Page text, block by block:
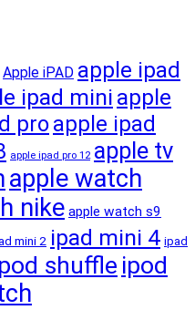
Apple iPAD apple ipad
ipad mini apple
proapple ipad
apple ipad pro 12 apple tv
apple watch
nike apple watch s9
mini 2 ipad mini 4 ipad
shuffle ipod